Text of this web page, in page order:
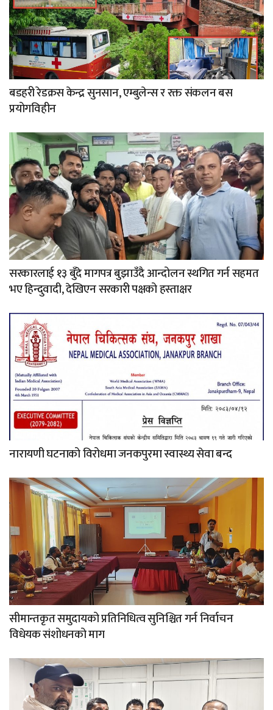
बडहरी रेडक्रस केन्द्र सुनसान, एम्बुलेन्स र रक्त संकलन बस
प्रयोगविहीन
सरकारलाई १३ बुँदे मागपत्र बुझाउँदै आन्दोलन स्थगित गर्न सहमत
भए हिन्दुवादी, देखिएन सरकारी पक्षको हस्ताक्षर
नारायणी घटनाको विरोधमा जनकपुरमा स्वास्थ्य सेवा बन्द
सीमान्तकृत समुदायको प्रतिनिधित्व सुनिश्चित गर्न निर्वाचन
विधेयक संशोधनको माग